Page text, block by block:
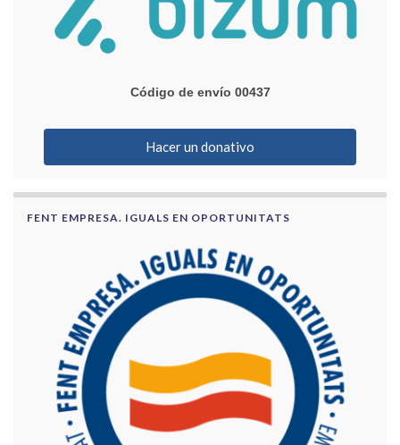
Código de envío 00437
Hacer un donativo
FENT EMPRESA. IGUALS EN OPORTUNITATS